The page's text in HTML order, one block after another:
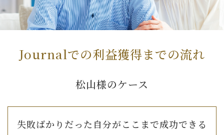
Journalでの利益獲得までの流れ
松山様のケース
失敗ばかりだった自分がここまで成功できる